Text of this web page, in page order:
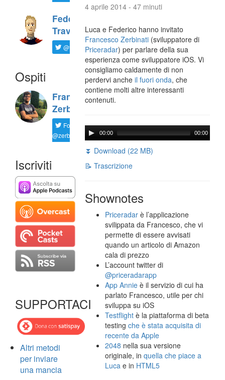
Federico
Travaini
@ftrava
Ospiti
Francesco
Zerbinati
Follow
@zerbfra
Iscriviti
SUPPORTACI
Altri metodi
per inviare
una mancia
4 aprile 2014 - 47 minuti
Luca e Federico hanno invitato
Francesco Zerbinati (sviluppatore di
Priceradar) per parlare della sua
esperienza come sviluppatore iOS. Vi
consigliamo caldamente di non
perdervi ancheil fuori onda, che
contiene molti altre interessanti
contenuti.
00:00 00:00
⏬ Download (22 MB)
📝 Trascrizione
Shownotes
Priceradar è l’applicazione
svilippata da Francesco, che vi
permette di essere avvisati
quando un articolo di Amazon
cala di prezzo
L’account twitter di
@priceradarapp
App Annie è il servizio di cui ha
parlato Francesco, utile per chi
sviluppa su iOS
Testflight è la piattaforma di beta
testingche è stata acquisita di
recente da Apple
2048 nella sua versione
originale, inquella che piace a
Luca e in HTML5